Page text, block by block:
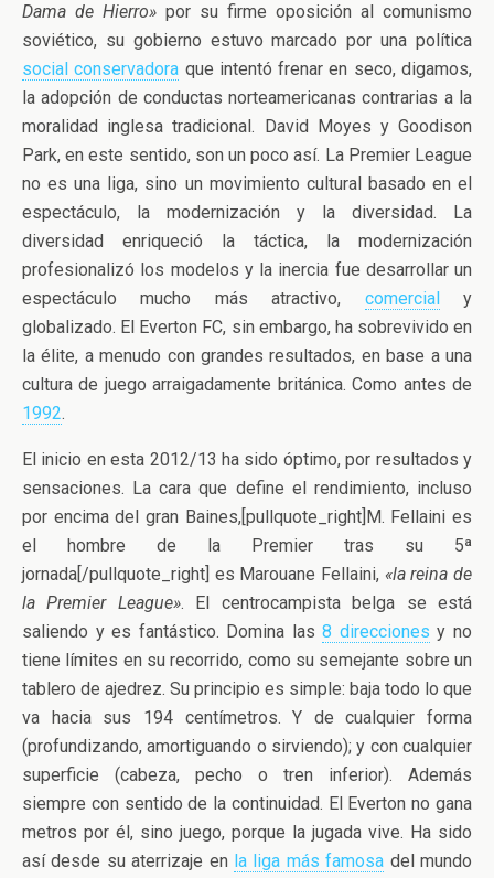
Dama de Hierro» por su firme oposición al comunismo
soviético, su gobierno estuvo marcado por una política
social conservadora que intentó frenar en seco, digamos,
la adopción de conductas norteamericanas contrarias a la
moralidad inglesa tradicional. David Moyes y Goodison
Park, en este sentido, son un poco así. La Premier League
no es una liga, sino un movimiento cultural basado en el
espectáculo, la modernización y la diversidad. La
diversidad enriqueció la táctica, la modernización
profesionalizó los modelos y la inercia fue desarrollar un
espectáculo mucho más atractivo, comercialy
globalizado. El Everton FC, sin embargo, ha sobrevivido en
la élite, a menudo con grandes resultados, en base a una
cultura de juego arraigadamente británica. Como antes de
1992.
El inicio en esta 2012/13 ha sido óptimo, por resultados y
sensaciones. La cara que define el rendimiento, incluso
por encima del gran Baines,[pullquote_right]M. Fellaini es
el hombre de la Premier tras su 5ª
jornada[/pullquote_right] es Marouane Fellaini, «la reina de
la Premier League». El centrocampista belga se está
saliendo y es fantástico. Domina las8 direcciones y no
tiene límites en su recorrido, como su semejante sobre un
tablero de ajedrez. Su principio es simple: baja todo lo que
va hacia sus 194 centímetros. Y de cualquier forma
(profundizando, amortiguando o sirviendo); y con cualquier
superficie (cabeza, pecho o tren inferior). Además
siempre con sentido de la continuidad. El Everton no gana
metros por él, sino juego, porque la jugada vive. Ha sido
así desde su aterrizaje en la liga más famosa del mundo